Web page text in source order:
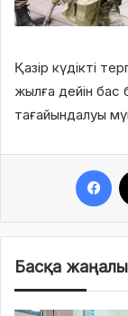
Қазір күдікті
жылға дейін
тағайындалуы
Басқа